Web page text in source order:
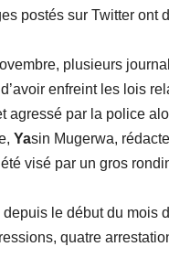
postés sur Twitter ont
plusieurs
enfreint les lois
agressé par la police
Yasin Mugerwa,
visé par un gros
depuis le début du mois
quatre